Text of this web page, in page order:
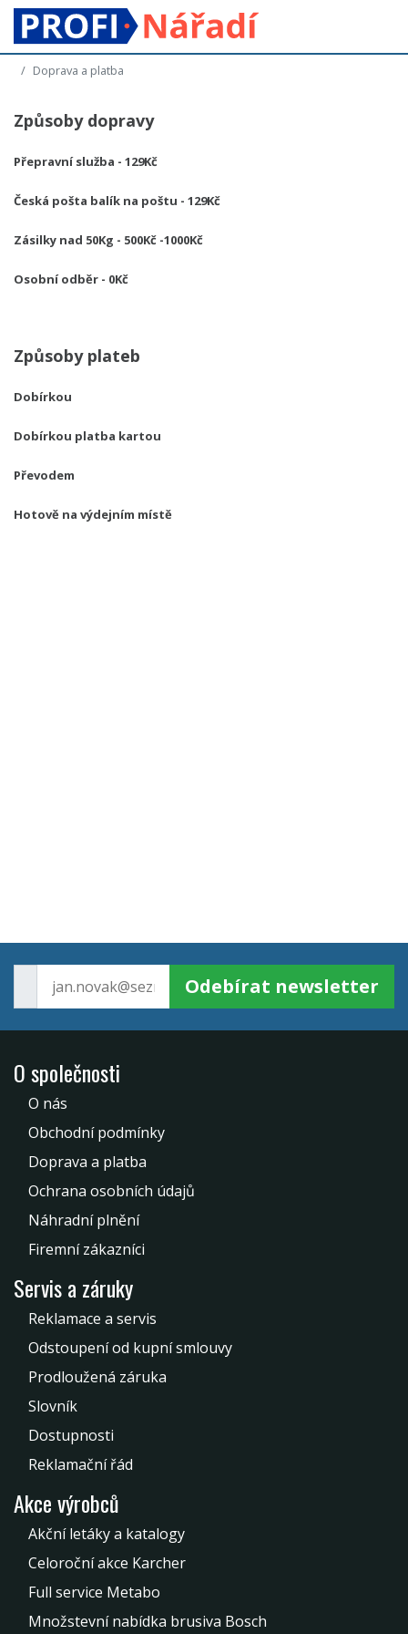
Doprava a platba
Způsoby dopravy
Přepravní služba - 129Kč
Česká pošta balík na poštu - 129Kč
Zásilky nad 50Kg - 500Kč -1000Kč
Osobní odběr - 0Kč
Způsoby plateb
Dobírkou
Dobírkou platba kartou
Převodem
Hotově na výdejním místě
Odebírat newsletter
O společnosti
O nás
Obchodní podmínky
Doprava a platba
Ochrana osobních údajů
Náhradní plnění
Firemní zákazníci
Servis a záruky
Reklamace a servis
Odstoupení od kupní smlouvy
Prodloužená záruka
Slovník
Dostupnosti
Reklamační řád
Akce výrobců
Akční letáky a katalogy
Celoroční akce Karcher
Full service Metabo
Množstevní nabídka brusiva Bosch